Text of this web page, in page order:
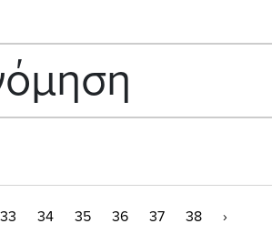
33 34 35 36 37 38 ›